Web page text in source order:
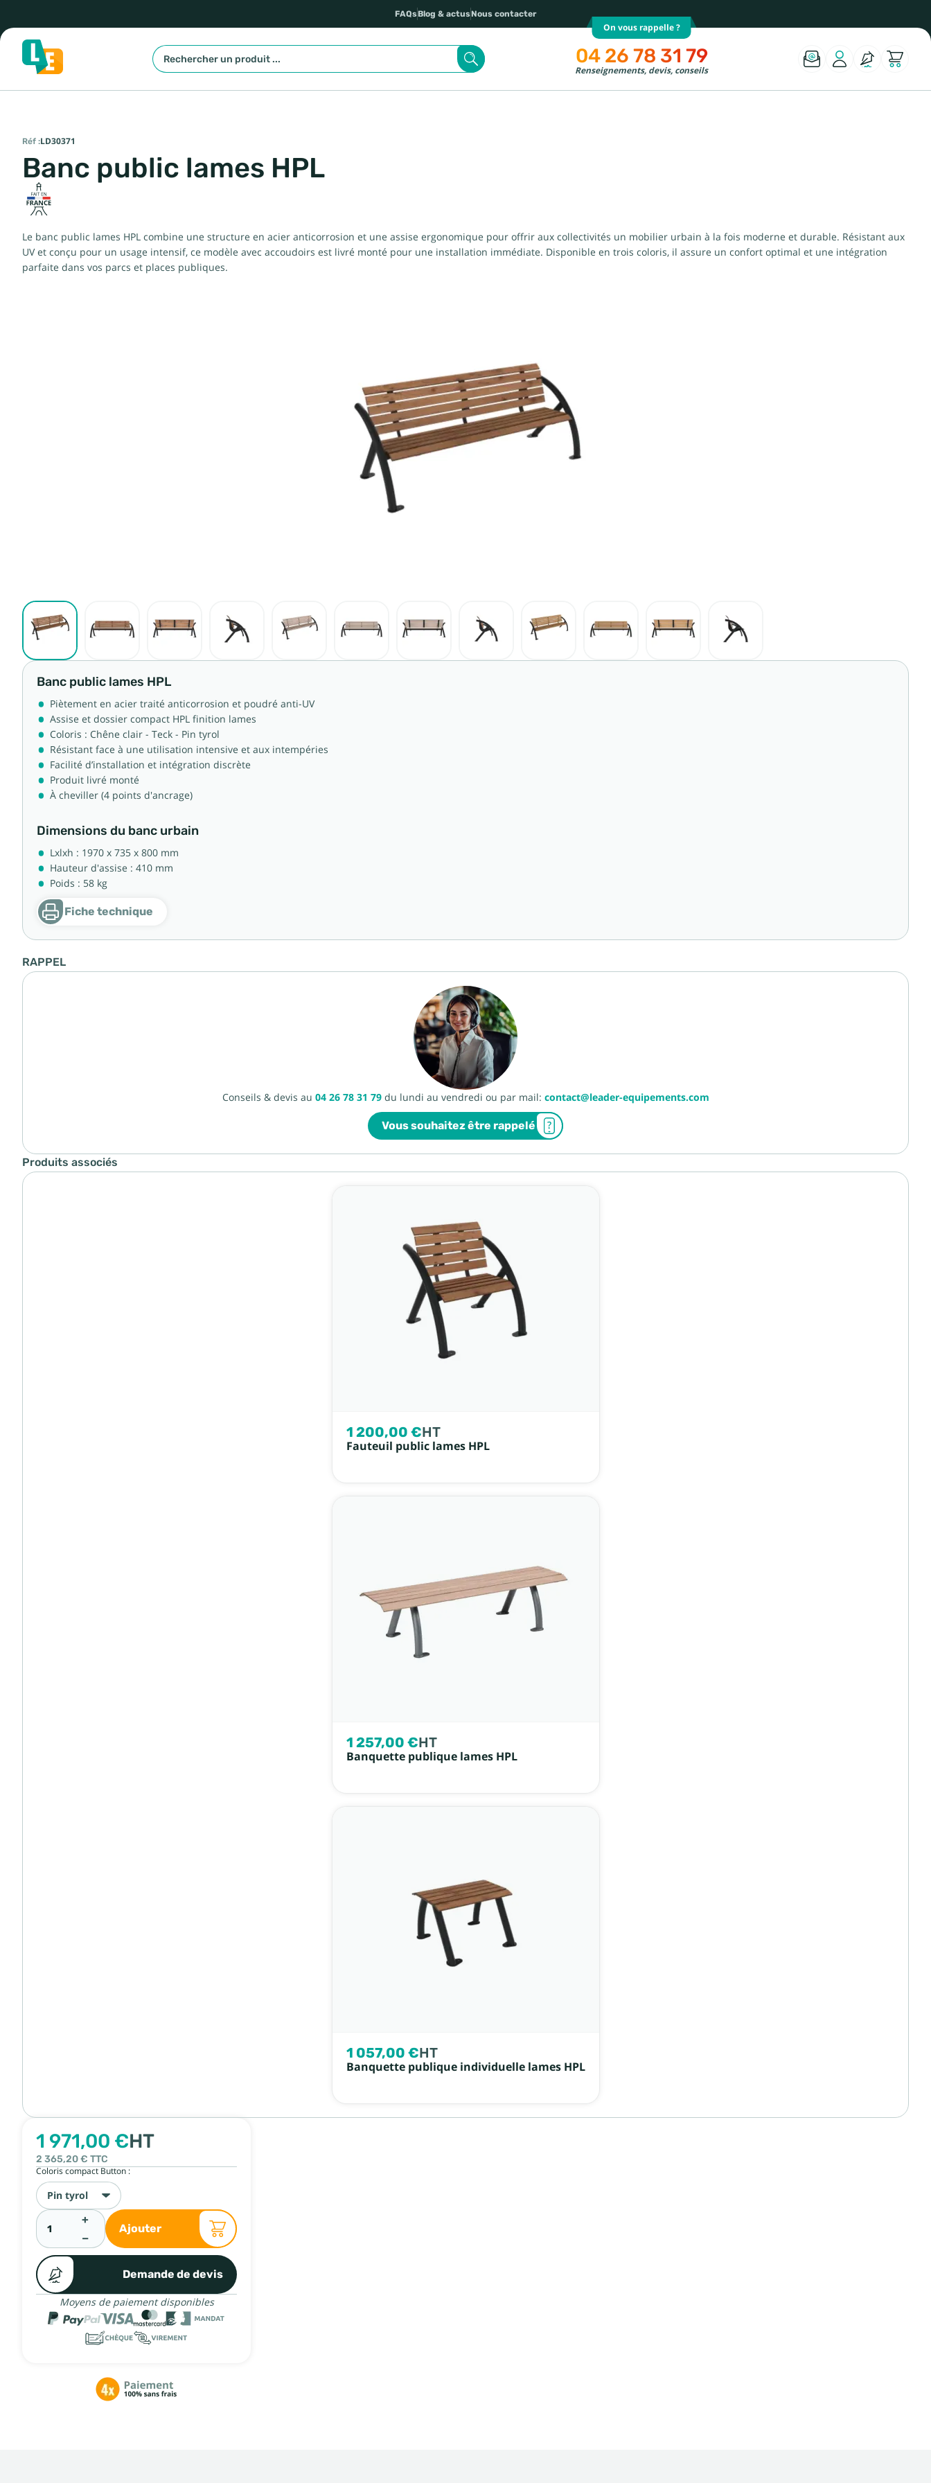
FAQsBlog & actusNous contacter
On vous rappelle ?
04 26 78 31 79
Renseignements, devis, conseils
1 971,00 €HT
2 365,20 € TTC
Coloris compact Button :
Pin tyrol
+
−
Ajouter
Demande de devis
Moyens de paiement disponibles
Réf :LD30371
Banc public lames HPL
Le banc public lames HPL combine une structure en acier anticorrosion et une assise ergonomique pour offrir aux collectivités un mobilier urbain à la fois moderne et durable. Résistant aux
UV et conçu pour un usage intensif, ce modèle avec accoudoirs est livré monté pour une installation immédiate. Disponible en trois coloris, il assure un confort optimal et une intégration
parfaite dans vos parcs et places publiques.
Banc public lames HPL
Piètement en acier traité anticorrosion et poudré anti-UV
Assise et dossier compact HPL finition lames
Coloris : Chêne clair - Teck - Pin tyrol
Résistant face à une utilisation intensive et aux intempéries
Facilité d’installation et intégration discrète
Produit livré monté
À cheviller (4 points d'ancrage)
Dimensions du banc urbain
Lxlxh : 1970 x 735 x 800 mm
Hauteur d'assise : 410 mm
Poids : 58 kg
Fiche technique
RAPPEL
Conseils & devis au 04 26 78 31 79du lundi au vendredi ou par mail: contact@leader-equipements.com
Vous souhaitez être rappelé
Produits associés
1 200,00 €HT
Fauteuil public lames HPL
1 257,00 €HT
Banquette publique lames HPL
1 057,00 €HT
Banquette publique individuelle lames HPL